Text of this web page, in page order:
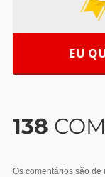
EU
138
Os comentários são